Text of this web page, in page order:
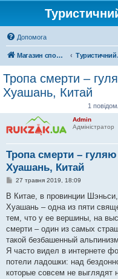
Допомога
Магазин спорядження
Тропа смерти –
Хуашань, Китай
1
Admin
Адміністратор
Тропа смерти –
Хуашань, Китай
П
в
д
о
л
е
н
я
27 травня 2019, 18:09
В Китае, в провинции
Хуашань – одна из пяти
тем, что у ее вершины, на
смерти – один из самых
такой безбашенный
Я часто видел в интернете
потели ладошки: над
которые совсем не